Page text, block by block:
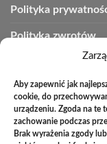
Aby zapewnić jak
cookie, do
urządzeniu. Zgoda na te
zachowanie podczas
Brak wyrażenia zgody
Polityka
Polityka zwrotów
Zakupy na raty
Kontakt